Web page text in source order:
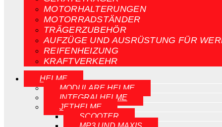
MOTORHALTERUNGEN
MOTORRADSTÄNDER
TRÄGERZUBEHÖR
AUFZÜGE UND AUSRÜSTUNG FÜR
REIFENHEIZUNG
KRAFTVERKEHR
HELME
MODULARE HELME
INTEGRALHELME
JETHELME
SCOOTER